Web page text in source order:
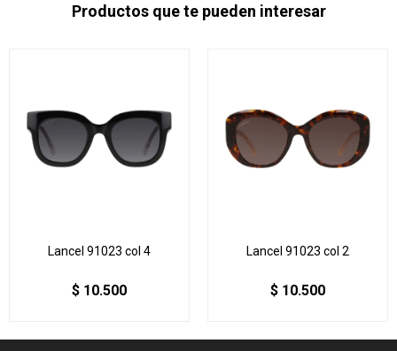
Productos que te pueden interesar
Lancel 91023 col 4
$ 10.500
Lancel 91023 col 2
$ 10.500